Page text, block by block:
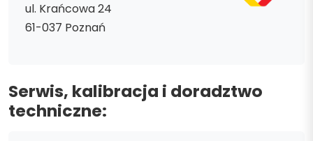
ul. Krańcowa 24
61-037 Poznań
Serwis, kalibracja i doradztwo
techniczne: